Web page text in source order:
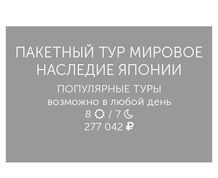
ПАКЕТНЫЙ ТУР МИРОВОЕ
НАСЛЕДИЕ ЯПОНИИ
ПОПУЛЯРНЫЕ ТУРЫ
возможно в любой день
8
/ 7
277 042